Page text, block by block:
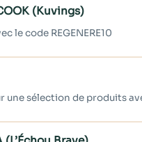
(Kuvings)
le code REGENERE10
une sélection de produits